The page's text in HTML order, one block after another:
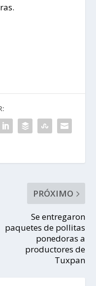
PRÓXIMO
Se entregaron
paquetes de pollitas
ponedoras a
productores de
Tuxpan